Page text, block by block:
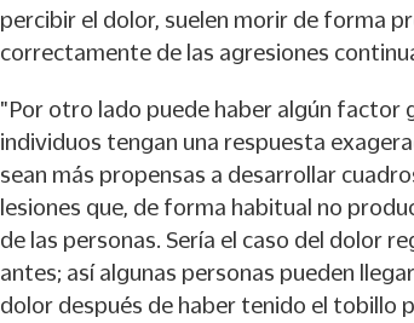
percibir el dolor, suelen morir de forma
correctamente de las agresiones
"Por otro lado puede haber algún factor
individuos tengan una respuesta
sean más propensas a desarrollar
lesiones que, de forma habitual no
de las personas. Sería el caso del dolor
antes; así algunas personas pueden
dolor después de haber tenido el tobillo